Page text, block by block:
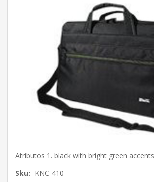
Atributos 1. black with bright green accents
Sku: KNC-410